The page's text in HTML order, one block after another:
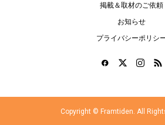
掲載＆取材のご依頼
お知らせ
プライバシーポリシ
Copyright © Framtiden. All